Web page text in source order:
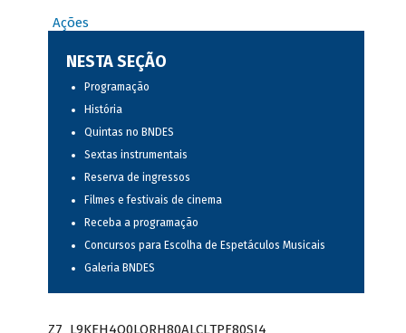
Ações
NESTA SEÇÃO
Programação
História
Quintas no BNDES
Sextas instrumentais
Reserva de ingressos
Filmes e festivais de cinema
Receba a programação
Concursos para Escolha de Espetáculos Musicais
Galeria BNDES
Z7_L9KEH4O0LORH80ALCLTPF80SI4